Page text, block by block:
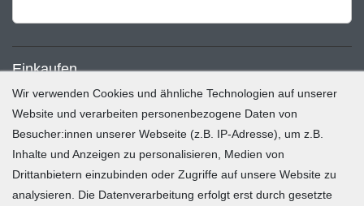
Einkaufen
Zahlung und Versand
Widerrufsrecht
Warenkorb
Zur Kasse
Wir verwenden Cookies und ähnliche Technologien auf unserer
Website und verarbeiten personenbezogene Daten von
Besucher:innen unserer Webseite (z.B. IP-Adresse), um z.B.
Inhalte und Anzeigen zu personalisieren, Medien von
Drittanbietern einzubinden oder Zugriffe auf unsere Website zu
analysieren. Die Datenverarbeitung erfolgt erst durch gesetzte